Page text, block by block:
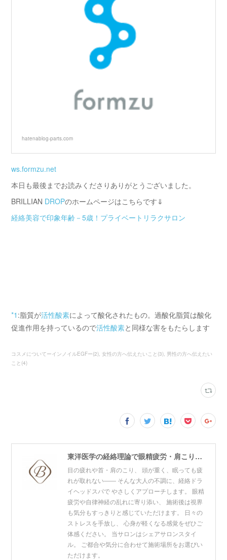
hatenablog-parts.com
ws.formzu.net
本日も最後までお読みくださりありがとうございました。
BRILLIAN DROPのホームページはこちらです⇓
経絡美容で印象年齢－5歳！プライベートリラクサロン
*1 :脂質が活性酸素によって酸化されたもの。過酸化脂質は酸化
促進作用を持っているので活性酸素と同様な害をもたらします
コスメについてーインノイルEGFー(2) 女性の方へ伝えたいこと (3) 男性の方へ伝えたい
こと (4)
東洋医学の経絡理論で眼精疲労・肩こり・リフトアップをケア。青山・赤坂・東神田の3拠点展開プライベートサロン。寝ても取れない疲れ・頭の重だるさにお悩みの方はご相談ください。
目の疲れや首・肩のこり、 頭が重く、眠っても疲
れが取れない―― そんな大人の不調に、経絡ドラ
イヘッドスパで やさしくアプローチします。 眼精
疲労や自律神経の乱れに寄り添い、 施術後は視界
も気分もすっきりと感じていただけます。 日々の
ストレスを手放し、 心身が軽くなる感覚をぜひご
体感ください。 当サロンはシェアサロンスタイ
ル。 ご都合や気分に合わせて施術場所をお選びい
ただけます。